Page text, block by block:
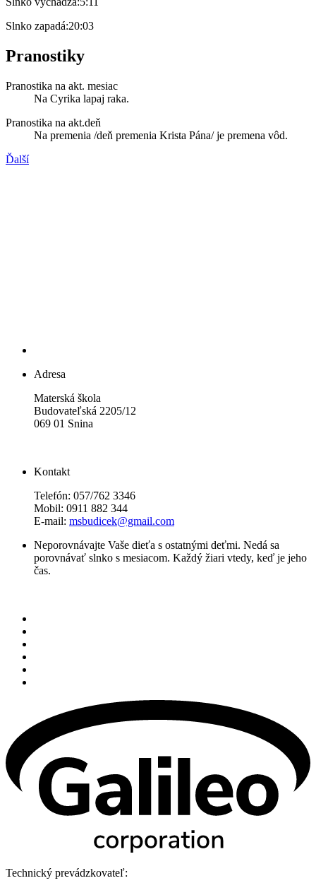
Slnko zapadá:20:03
Pranostiky
Pranostika na akt. mesiac
Na Cyrika lapaj raka.
Pranostika na akt.deň
Na premenia /deň premenia Krista Pána/ je premena vôd.
Ďalší
Adresa
Materská škola
Budovateľská 2205/12
069 01 Snina
Kontakt
Telefón: 057/762 3346
Mobil: 0911 882 344
E-mail: msbudicek@gmail.com
Neporovnávajte Vaše dieťa s ostatnými deťmi. Nedá sa
porovnávať slnko s mesiacom. Každý žiari vtedy, keď je jeho
čas.
Technický prevádzkovateľ: